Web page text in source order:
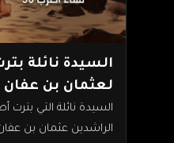
السيدة نائلة
لعثمان بن عفان
السيدة نائلة التي بترت
الراشدين عثمان بن